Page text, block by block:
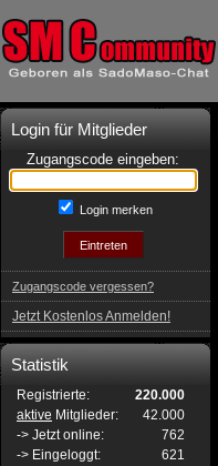
Login für Mitglieder
Zugangscode eingeben:
Login merken
Zugangscode vergessen?
Jetzt Kostenlos Anmelden!
Statistik
Registrierte:
220.000
aktive Mitglieder:
42.000
-> Jetzt online:
762
-> Eingeloggt:
621